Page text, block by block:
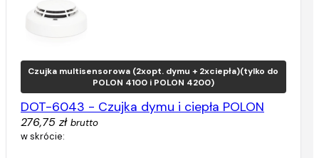
Czujka multisensorowa (2xopt. dymu + 2xciepła)(tylko do
POLON 4100 i POLON 4200)
DOT-6043 - Czujka dymu i ciepła POLON
276,75 zł brutto
w skrócie: